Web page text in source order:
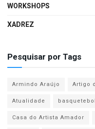
WORKSHOPS
XADREZ
Pesquisar por Tags
Armindo Araújo Artigo
Atualidade
basquetebol
Casa do Artista Amador